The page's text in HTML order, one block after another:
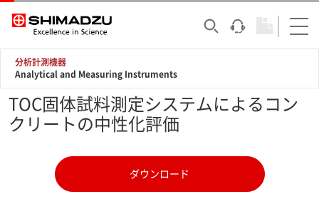
分析計測機器
Analytical and Measuring Instruments
TOC固体試料測定システムによるコン
クリートの中性化評価
ダウンロード